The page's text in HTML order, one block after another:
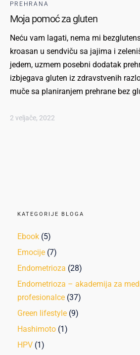
PREHRANA
Moja pomoć za gluten
Neću vam lagati, nema mi
kroasan u sendviču sa jajima i
jedem, uzmem posebni dodatak
izbjegava gluten iz zdravstvenih
muče sa planiranjem prehrane bez
2 veljače, 2022
KATEGORIJE BLOGA
Ebook (5)
Emocije (7)
Endometrioza (28)
Endometrioza – akademija za
profesionalce (37)
Green lifestyle (9)
Hashimoto (1)
HPV (1)